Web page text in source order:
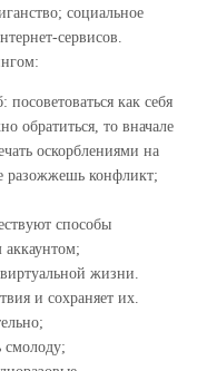
социальное
сервисов.
как себя
обратиться, то вначале
оскорблениями на
разожжешь конфликт;
способы
жизни.
и сохраняет их.
смолоду;